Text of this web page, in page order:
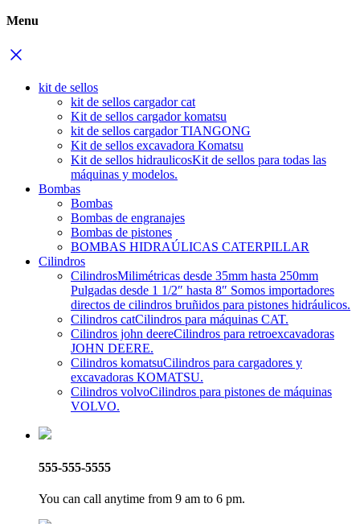
Menu
kit de sellos
kit de sellos cargador cat
Kit de sellos cargador komatsu
kit de sellos cargador TIANGONG
Kit de sellos excavadora Komatsu
Kit de sellos hidraulicosKit de sellos para todas las
máquinas y modelos.
Bombas
Bombas
Bombas de engranajes
Bombas de pistones
BOMBAS HIDRAÚLICAS CATERPILLAR
Cilindros
CilindrosMilimétricas desde 35mm hasta 250mm
Pulgadas desde 1 1/2″ hasta 8″ Somos importadores
directos de cilindros bruñidos para pistones hidráulicos.
Cilindros catCilindros para máquinas CAT.
Cilindros john deereCilindros para retroexcavadoras
JOHN DEERE.
Cilindros komatsuCilindros para cargadores y
excavadoras KOMATSU.
Cilindros volvoCilindros para pistones de máquinas
VOLVO.
555-555-5555
You can call anytime from 9 am to 6 pm.